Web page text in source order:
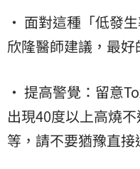
• 面對這種「低發
欣隆醫師建議，最好
• 提高警覺：留意
出現40度以上高燒
等，請不要猶豫直接